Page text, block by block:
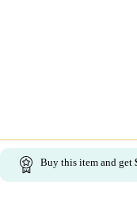
Buy this item and get